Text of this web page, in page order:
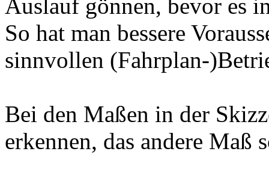
Auslauf gönnen, bevor es
So hat man bessere
sinnvollen (Fahrplan-
Bei den Maßen in der
erkennen, das andere Maß